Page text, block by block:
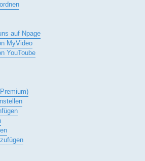
auf Npage
MyVideo
YouToube